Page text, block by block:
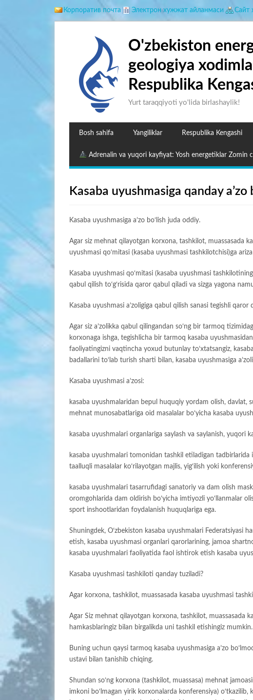
Корпоратив почта Электрон хужжат айланмаси Сайт
O'zbekiston
geologiya
Respublika
Yurt taraqqiyoti yo'lida birlashaylik!
Bosh sahifa Yangiliklar Respublika Kengashi
Adrenalin va yuqori kayfiyat: Yosh energetiklar Zomin
Kasaba uyushmasiga qanday a’zo
Kasaba uyushmasiga a’zo bo‘lish juda oddiy.
Agar siz mehnat qilayotgan korxona, tashkilot, muassasada
uyushmasi qo‘mitasi (kasaba uyushmasi tashkilotchisi)ga
Kasaba uyushmasi qo‘mitasi (kasaba uyushmasi
qabul qilish to‘g‘risida qaror qabul qiladi va sizga yagona
Kasaba uyushmasi a’zoligiga qabul qilish sanasi tegishli
Agar siz a’zolikka qabul qilingandan so‘ng bir tarmoq
korxonaga ishga, tegishlicha bir tarmoq kasaba
faoliyatingizni vaqtincha yoxud butunlay to‘xtatsangiz,
badallarini to‘lab turish sharti bilan, kasaba uyushmasiga
Kasaba uyushmasi a’zosi:
kasaba uyushmalaridan bepul huquqiy yordam olish, davlat,
mehnat munosabatlariga oid masalalar bo‘yicha kasaba
kasaba uyushmalari organlariga saylash va saylanish, yuqori
kasaba uyushmalari tomonidan tashkil etiladigan
taalluqli masalalar ko‘rilayotgan majlis, yig‘ilish yoki
kasaba uyushmalari tasarrufidagi sanatoriy va dam olish
oromgohlarida dam oldirish bo‘yicha imtiyozli yo‘llanmalar
sport inshootlaridan foydalanish huquqlariga ega.
Shuningdek, O‘zbekiston kasaba uyushmalari Federatsiyasi
etish, kasaba uyushmasi organlari qarorlarining, jamoa
kasaba uyushmalari faoliyatida faol ishtirok etish kasaba
Kasaba uyushmasi tashkiloti qanday tuziladi?
Agar korxona, tashkilot, muassasada kasaba uyushmasi
Agar Siz mehnat qilayotgan korxona, tashkilot, muassasada
hamkasblaringiz bilan birgalikda uni tashkil etishingiz mumkin.
Buning uchun qaysi tarmoq kasaba uyushmasiga a’zo
ustavi bilan tanishib chiqing.
Shundan so‘ng korxona (tashkilot, muassasa) mehnat
imkoni bo‘lmagan yirik korxonalarda konferensiya)